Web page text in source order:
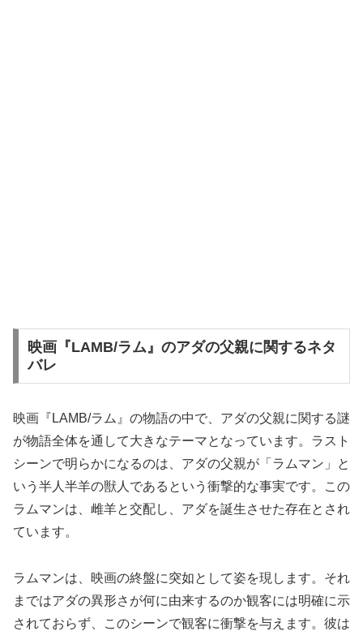
映画『LAMB/ラム』のアダの父親に関するネタ
バレ
映画『LAMB/ラム』の物語の中で、アダの父親に関する謎
が物語全体を通して大きなテーマとなっています。ラスト
シーンで明らかになるのは、アダの父親が「ラムマン」と
いう半人半羊の獣人であるという衝撃的な事実です。この
ラムマンは、雌羊と交配し、アダを誕生させた存在とされ
ています。
ラムマンは、映画の終盤に突如として姿を現します。それ
まではアダの異形さが何に由来するのか観客には明確に示
されておらず、このシーンで観客に衝撃を与えます。彼は